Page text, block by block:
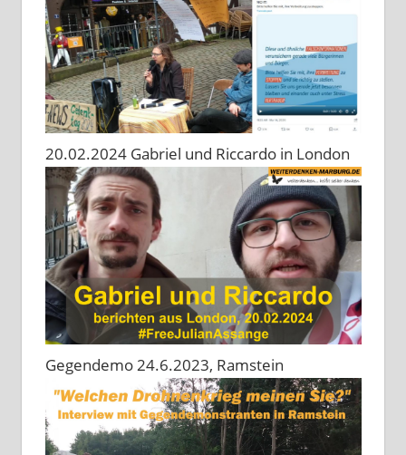
20.02.2024 Gabriel und Riccardo in London
Gegendemo 24.6.2023, Ramstein